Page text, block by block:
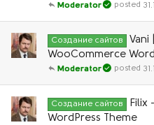
Moderator
Создание сайтов
Vani
WooCommerce
Moderator
Создание сайтов
Filix
WordPress Theme